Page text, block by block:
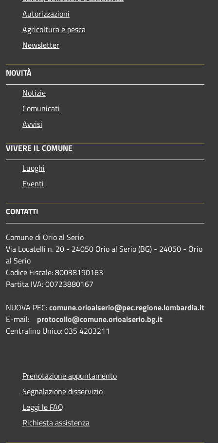
Autorizzazioni
Agricoltura e pesca
Newsletter
NOVITÀ
Notizie
Comunicati
Avvisi
VIVERE IL COMUNE
Luoghi
Eventi
CONTATTI
Comune di Orio al Serio
Via Locatelli n. 20 - 24050 Orio al Serio (BG) - 24050 - Orio
al Serio
Codice Fiscale: 80038190163
Partita IVA: 00723880167
NUOVA PEC:comune.orioalserio@pec.regione.lombardia.it
E-mail: protocollo@comune.orioalserio.bg.it
Centralino Unico: 035 4203211
Prenotazione appuntamento
Segnalazione disservizio
Leggi le FAQ
Richiesta assistenza